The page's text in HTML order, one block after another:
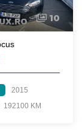
10
2015
192100 KM